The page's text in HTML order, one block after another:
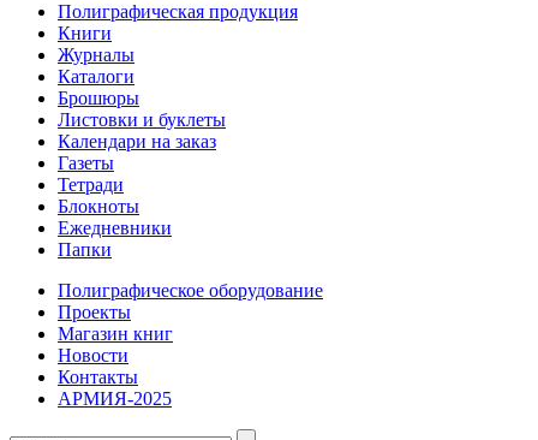
Полиграфическая продукция
Книги
Журналы
Каталоги
Брошюры
Листовки и буклеты
Календари на заказ
Газеты
Тетради
Блокноты
Ежедневники
Папки
Полиграфическое оборудование
Проекты
Магазин книг
Новости
Контакты
АРМИЯ-2025